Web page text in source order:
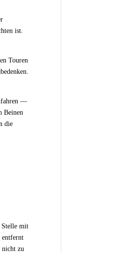
ist.
Touren
—
Beinen
die
Stelle mit
entfernt
nicht zu